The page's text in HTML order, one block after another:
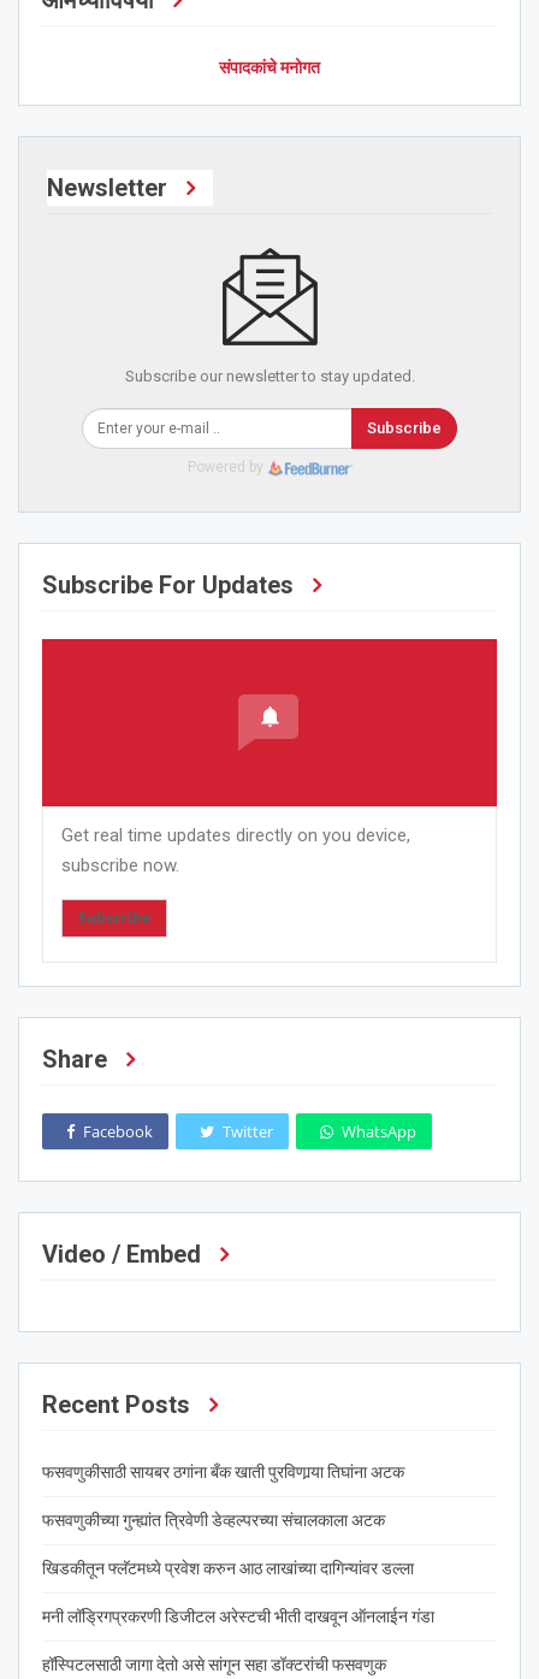
संपादकांचे मनोगत
Newsletter
Subscribe our newsletter to stay updated.
Subscribe
Powered by
Subscribe For Updates
Get real time updates directly on you device,
subscribe now.
Subscribe
Share
Facebook Twitter WhatsApp
Video / Embed
Recent Posts
फसवणुकीसाठी सायबर ठगांना बँक खाती पुरविणार्‍या तिघांना अटक
फसवणुकीच्या गुन्ह्यांत त्रिवेणी डेव्हल्परच्या संचालकाला अटक
खिडकीतून फ्लॅटमध्ये प्रवेश करुन आठ लाखांच्या दागिन्यांवर डल्ला
मनी लॉड्रिगप्रकरणी डिजीटल अरेस्टची भीती दाखवून ऑनलाईन गंडा
हॉस्पिटलसाठी जागा देतो असे सांगून सहा डॉक्टरांची फसवणुक